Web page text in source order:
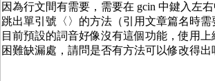
因為行文間有需要，需要在 gcin 中鍵入左
跳出單引號〈〉的方法（引用文章篇名時需
目前預設的詞音好像沒有這個功能，使用
困難缺漏處，請問是否有方法可以修改得出